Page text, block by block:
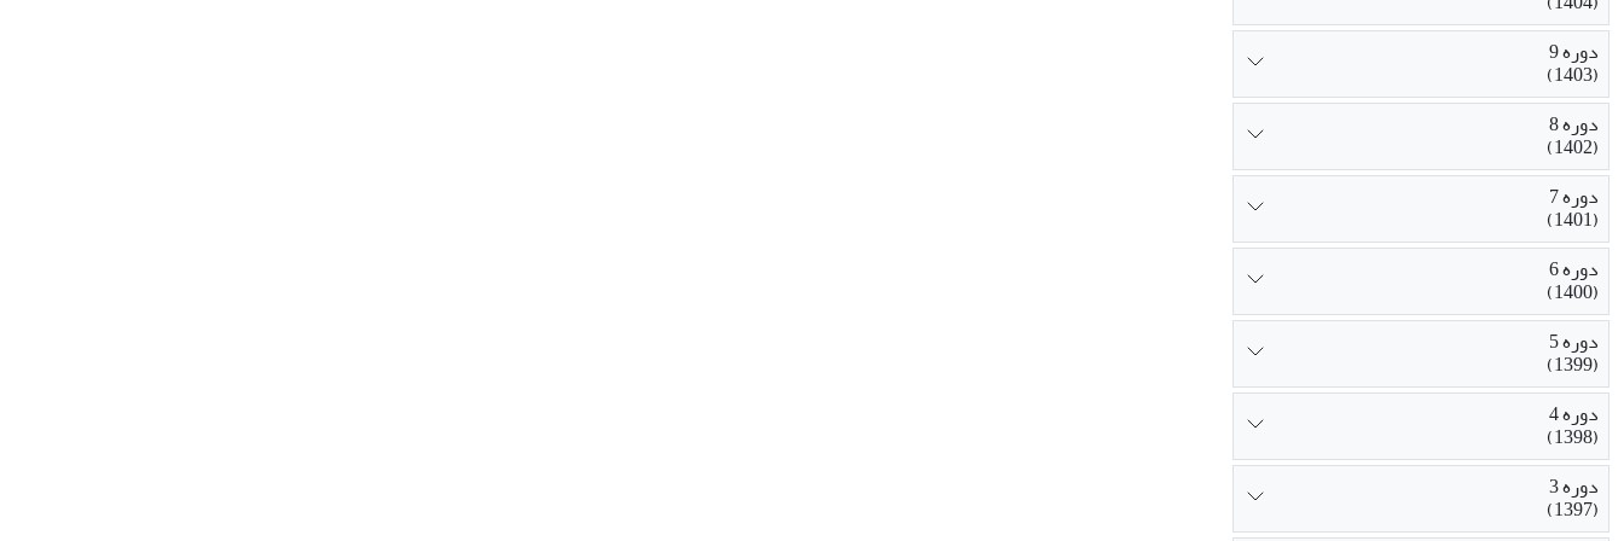
دوره 9
(1403)
دوره 8
(1402)
دوره 7
(1401)
دوره 6
(1400)
دوره 5
(1399)
دوره 4
(1398)
دوره 3
(1397)